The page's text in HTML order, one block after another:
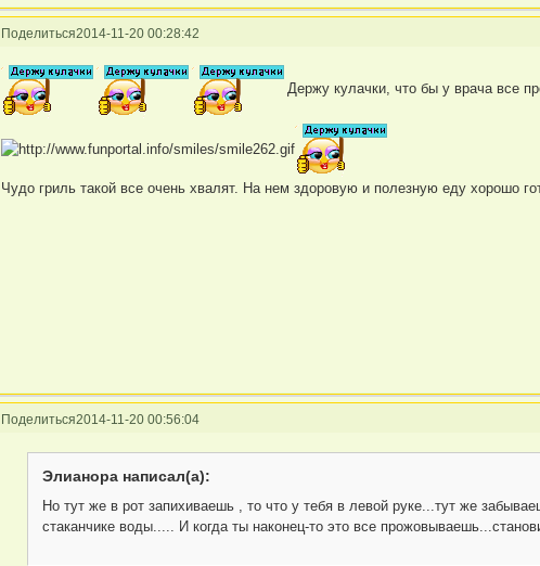
Поделиться2014-11-20 00:28:42
Держу кулачки, что бы у врача все
Чудо гриль такой все очень хвалят. На нем здоровую и полезную еду хорошо
Поделиться2014-11-20 00:56:04
Элианора написал(а):
Но тут же в рот запихиваешь , то что у тебя в левой руке...тут же
стаканчике воды..... И когда ты наконец-то это все